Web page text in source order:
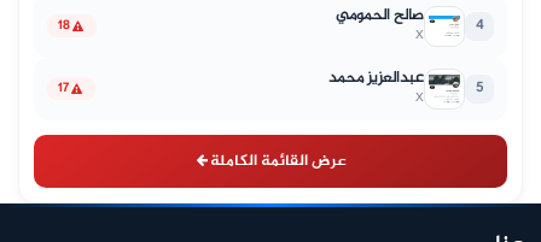
4 صالح الحمومي
X
18
5 عبدالعزيز محمد
X
17
عرض القائمة الكاملة